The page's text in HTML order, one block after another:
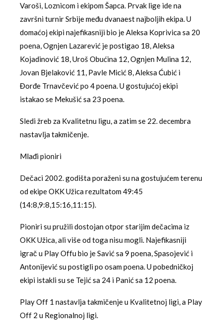
Varoši, Loznicom i ekipom Šapca. Prvak lige ide na
završni turnir Srbije među dvanaest najboljih ekipa. U
domaćoj ekipi najefikasniji bio je Aleksa Koprivica sa 20
poena, Ognjen Lazarević je postigao 18, Aleksa
Kojadinović 18, Uroš Obućina 12, Ognjen Mulina 12,
Jovan Bjelaković 11, Pavle Micić 8, Aleksa Ćubić i
Đorđe Trnavčević po 4 poena. U gostujućoj ekipi
istakao se Mekušić sa 23 poena.
Sledi žreb za Kvalitetnu ligu, a zatim se 22. decembra
nastavlja takmičenje.
Mlađi pioniri
Dečaci 2002. godišta poraženi su na gostujućem terenu
od ekipe OKK Užica rezultatom 49:45
(14:8,9:8,15:16,11:15).
Pioniri su pružili dostojan otpor starijim dečacima iz
OKK Užica, ali više od toga nisu mogli. Najefikasniji
igrač u Play Offu bio je Savić sa 9 poena, Spasojević i
Antonijević su postigli po osam poena. U pobedničkoj
ekipi istakli su se Tejić sa 24 i Panić sa 12 poena.
Play Off 1 nastavlja takmičenje u Kvalitetnoj ligi, a Play
Off 2 u Regionalnoj ligi.